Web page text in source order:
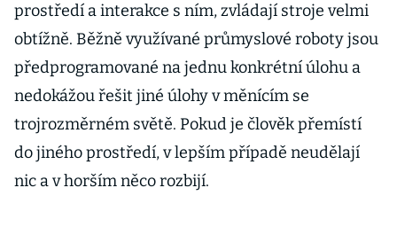
prostředí a interakce s ním, zvládají stroje velmi
obtížně. Běžně využívané průmyslové roboty jsou
předprogramované na jednu konkrétní úlohu a
nedokážou řešit jiné úlohy v měnícím se
trojrozměrném světě. Pokud je člověk přemístí
do jiného prostředí, v lepším případě neudělají
nic a v horším něco rozbijí.